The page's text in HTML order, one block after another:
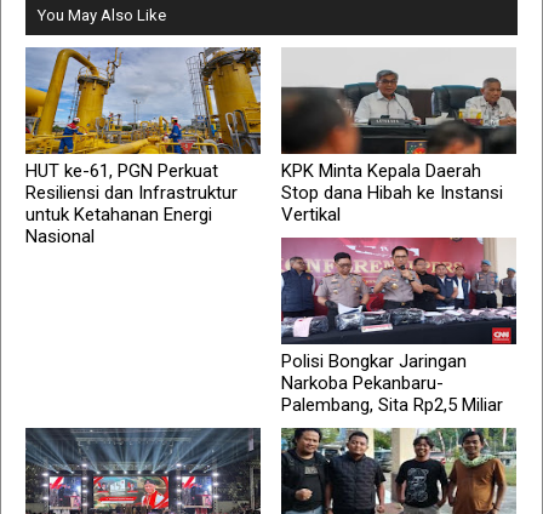
You May Also Like
HUT ke-61, PGN Perkuat
Resiliensi dan Infrastruktur
untuk Ketahanan Energi
Nasional
KPK Minta Kepala Daerah
Stop dana Hibah ke Instansi
Vertikal
Polisi Bongkar Jaringan
Narkoba Pekanbaru-
Palembang, Sita Rp2,5 Miliar